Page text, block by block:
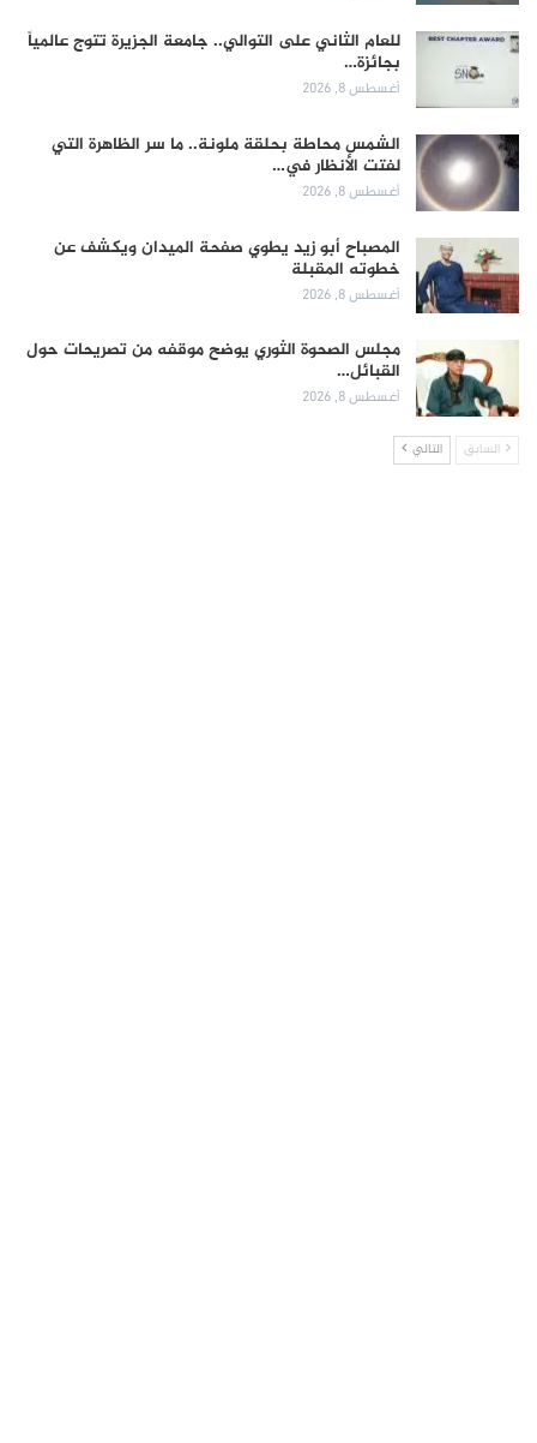
للعام الثاني على التوالي.. جامعة الجزيرة تتوج عالمياً
بجائزة…
أغسطس 8, 2026
الشمس محاطة بحلقة ملونة.. ما سر الظاهرة التي
لفتت الأنظار في…
أغسطس 8, 2026
المصباح أبو زيد يطوي صفحة الميدان ويكشف عن
خطوته المقبلة
أغسطس 8, 2026
مجلس الصحوة الثوري يوضح موقفه من تصريحات حول
القبائل…
أغسطس 8, 2026
السابق التالي